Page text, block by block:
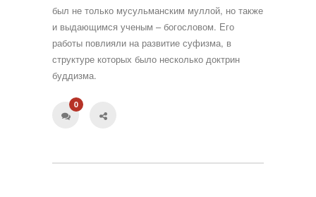
был не только мусульманским муллой, но также
и выдающимся ученым – богословом. Его
работы повлияли на развитие суфизма, в
структуре которых было несколько доктрин
буддизма.
0